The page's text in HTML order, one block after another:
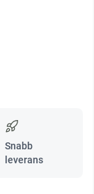
Snabb
leverans